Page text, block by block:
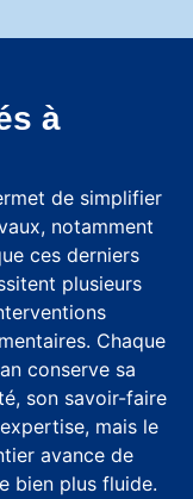
à
de simplifier
notamment
ces derniers
plusieurs
Chaque
conserve sa
son savoir-faire
mais le
avance de
bien plus fluide.